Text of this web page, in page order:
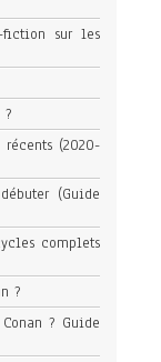
fiction sur les
?
(2020-
(Guide
complets
?
? Guide